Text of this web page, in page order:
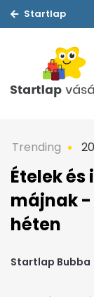
Startlap
Trending
Ételek
májnak -
héten
Startlap Bubba